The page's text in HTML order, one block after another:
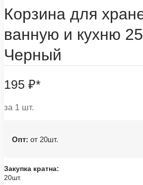
Корзина для
ванную и кухню
Черный
195 ₽*
за 1 шт.
Опт: от 20шт.
Закупка кратна:
20шт.